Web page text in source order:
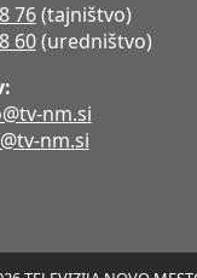
76(tajništvo)
60(uredništvo)
nm.si
nm.si